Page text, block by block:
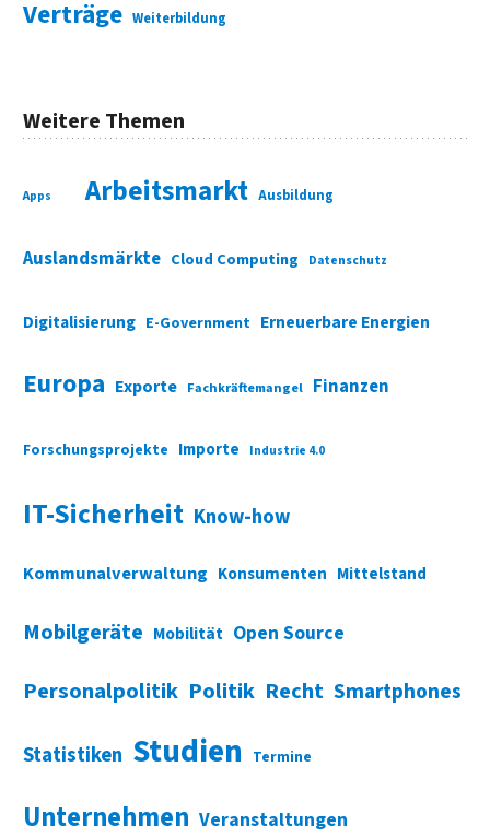
Verträge Weiterbildung
Weitere Themen
Apps Arbeitsmarkt Ausbildung
Auslandsmärkte Cloud Computing Datenschutz
Digitalisierung E-Government Erneuerbare Energien
Europa Exporte Fachkräftemangel Finanzen
Forschungsprojekte Importe Industrie 4.0
IT-Sicherheit Know-how
Kommunalverwaltung Konsumenten Mittelstand
Mobilgeräte Mobilität Open Source
Personalpolitik Politik Recht Smartphones
Statistiken Studien Termine
Unternehmen Veranstaltungen